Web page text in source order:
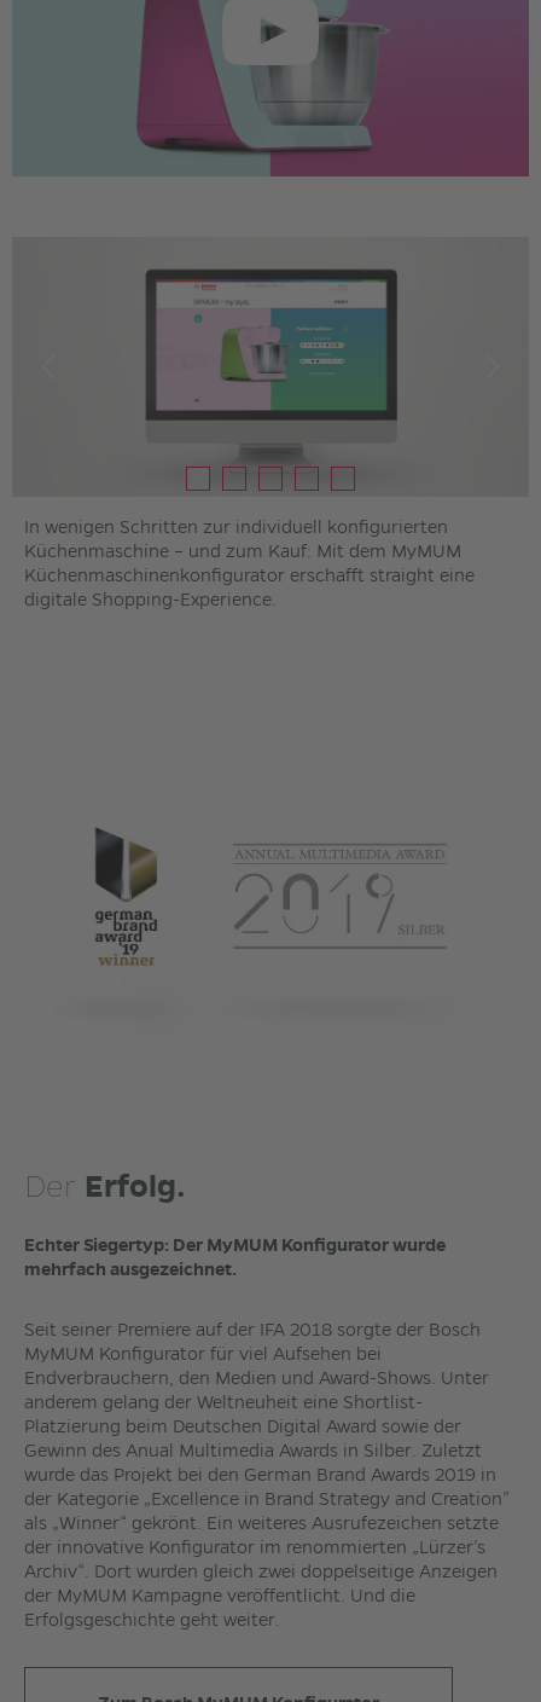
In wenigen Schritten zur individuell konfigurierten
Küchenmaschine – und zum Kauf: Mit dem MyMUM
Küchenmaschinenkonfigurator erschafft straight eine
digitale Shopping-Experience.
Der Erfolg.
Echter Siegertyp: Der MyMUM Konfigurator wurde
mehrfach ausgezeichnet.
Seit seiner Premiere auf der IFA 2018 sorgte der Bosch
MyMUM Konfigurator für viel Aufsehen bei
Endverbrauchern, den Medien und Award-Shows. Unter
anderem gelang der Weltneuheit eine Shortlist-
Platzierung beim Deutschen Digital Award sowie der
Gewinn des Anual Multimedia Awards in Silber. Zuletzt
wurde das Projekt bei den German Brand Awards 2019 in
der Kategorie „Excellence in Brand Strategy and Creation”
als „Winner“ gekrönt. Ein weiteres Ausrufezeichen setzte
der innovative Konfigurator im renommierten „Lürzer’s
Archiv“. Dort wurden gleich zwei doppelseitige Anzeigen
der MyMUM Kampagne veröffentlicht. Und die
Erfolgsgeschichte geht weiter.